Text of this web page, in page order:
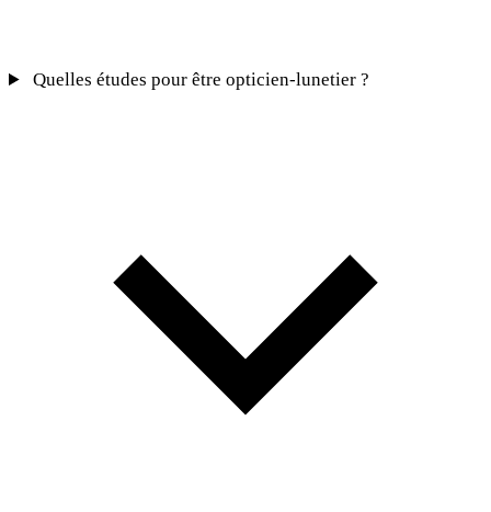
Quelles études pour être opticien-lunetier ?